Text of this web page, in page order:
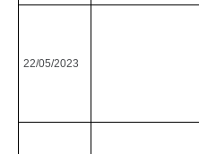
22/05/2023